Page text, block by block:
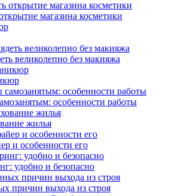
магазина косметики
великолепно без макияжа
особенности работы
жилья
и особенности его
удобно и безопасно
причин выхода из строя